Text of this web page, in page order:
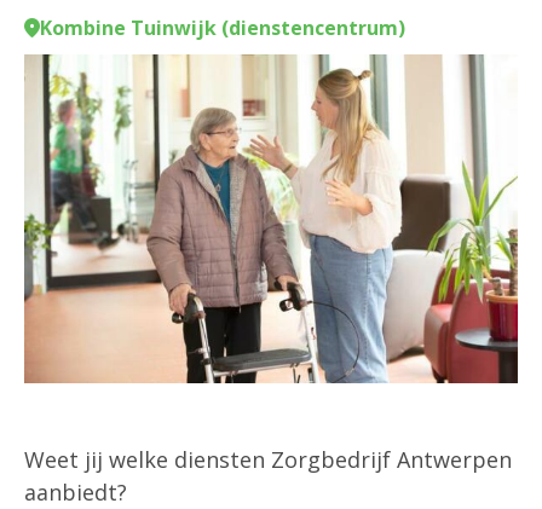
Kombine Tuinwijk (dienstencentrum)
Weet jij welke diensten Zorgbedrijf Antwerpen
aanbiedt?